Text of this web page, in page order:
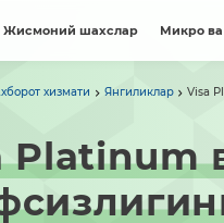
Жисмоний шахслар Микро ва
хизмати Янгиликлар Visa
Platinum